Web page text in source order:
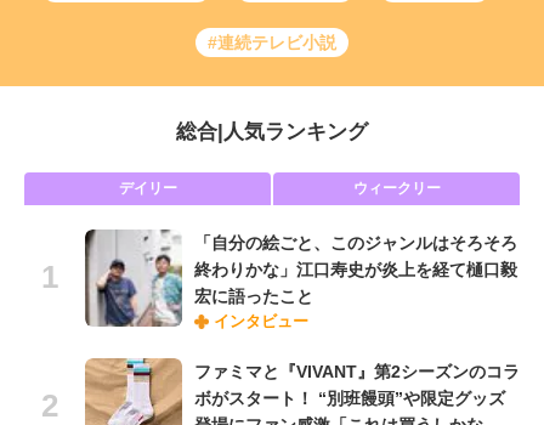
#連続テレビ小説
総合 人気ランキング
デイリー ウィークリー
「自分の絵ごと、このジャンルはそろそろ
終わりかな」江口寿史が炎上を経て樋口毅
宏に語ったこと
インタビュー
ファミマと『VIVANT』第2シーズンのコラ
ボがスタート！ “別班饅頭”や限定グッズ